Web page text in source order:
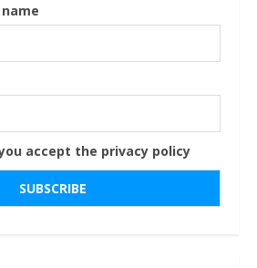
accept the privacy policy